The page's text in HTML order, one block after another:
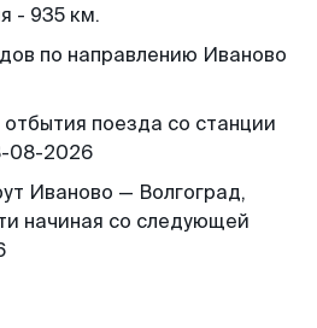
- 935 км.
по направлению Иваново
поезда со станции
08-2026
Иваново — Волгоград,
начиная со следующей